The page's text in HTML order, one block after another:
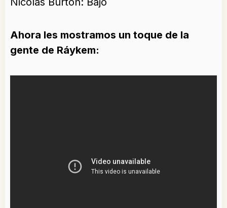
Ahora les mostramos un toque de la
gente de Ráykem: